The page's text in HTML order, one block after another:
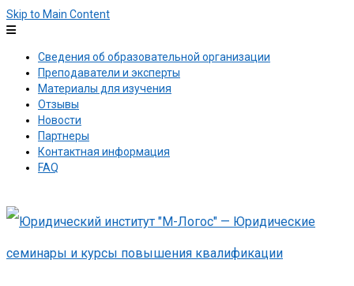
Skip to Main Content
Сведения об образовательной организации
Преподаватели и эксперты
Материалы для изучения
Отзывы
Новости
Партнеры
Контактная информация
FAQ